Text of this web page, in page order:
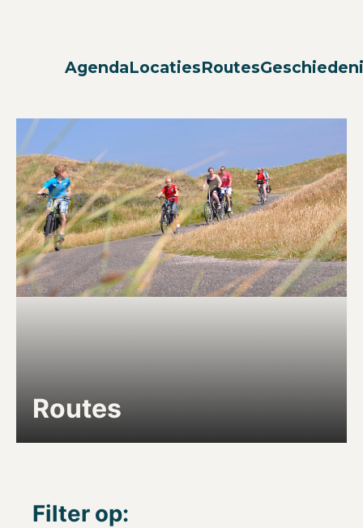
AgendaLocatiesRoutes
Routes
Filter op: